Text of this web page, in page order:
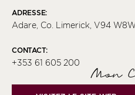
ADRESSE:
Adare, Co. Limerick, V94
CONTACT:
+353 61 605 200
Mon